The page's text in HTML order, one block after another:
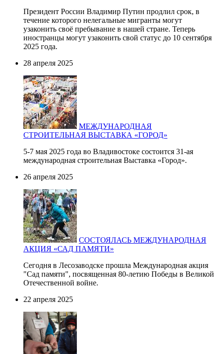
Президент России Владимир Путин продлил срок, в
течение которого нелегальные мигранты могут
узаконить своё пребывание в нашей стране. Теперь
иностранцы могут узаконить свой статус до 10 сентября
2025 года.
28 апреля 2025
МЕЖДУНАРОДНАЯ
СТРОИТЕЛЬНАЯ ВЫСТАВКА «ГОРОД»
5-7 мая 2025 года во Владивостоке состоится 31-ая
международная строительная Выставка «Город».
26 апреля 2025
СОСТОЯЛАСЬ МЕЖДУНАРОДНАЯ
АКЦИЯ «САД ПАМЯТИ»
Сегодня в Лесозаводске прошла Международная акция
"Сад памяти", посвященная 80-летию Победы в Великой
Отечественной войне.
22 апреля 2025